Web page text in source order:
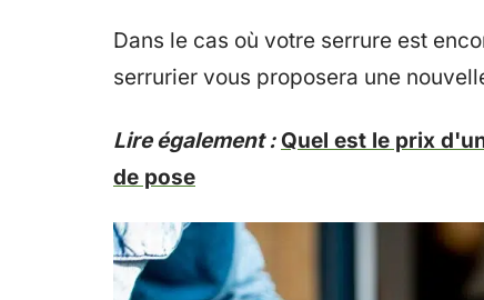
Dans le cas où votre serrure est
serrurier vous proposera une
Lire également : Quel est le prix
de pose